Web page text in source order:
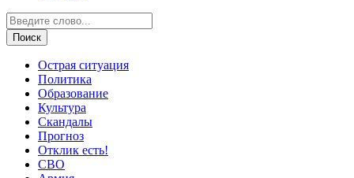
Острая ситуация
Политика
Образование
Культура
Скандалы
Прогноз
Отклик есть!
СВО